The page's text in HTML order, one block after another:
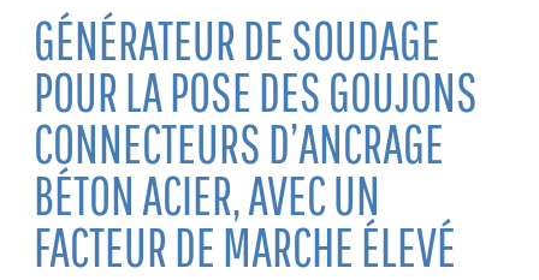
GÉNÉRATEUR DE SOUDAGE
POUR LA POSE DES GOUJONS
CONNECTEURS D’ANCRAGE
BÉTON ACIER, AVEC UN
FACTEUR DE MARCHE ÉLEVÉ